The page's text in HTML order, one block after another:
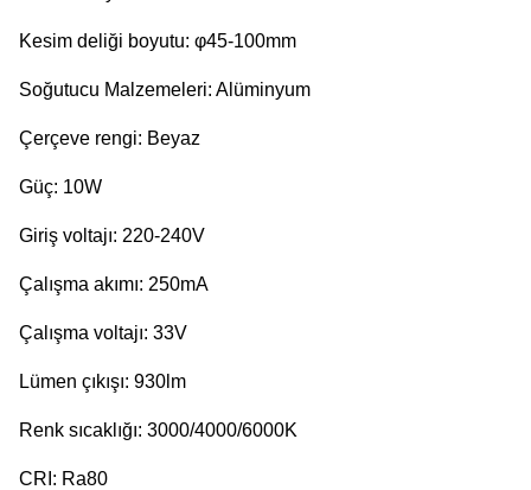
Kesim deliği boyutu: φ45-100mm
Soğutucu Malzemeleri: Alüminyum
Çerçeve rengi: Beyaz
Güç: 10W
Giriş voltajı: 220-240V
Çalışma akımı: 250mA
Çalışma voltajı: 33V
Lümen çıkışı: 930lm
Renk sıcaklığı: 3000/4000/6000K
CRI: Ra80